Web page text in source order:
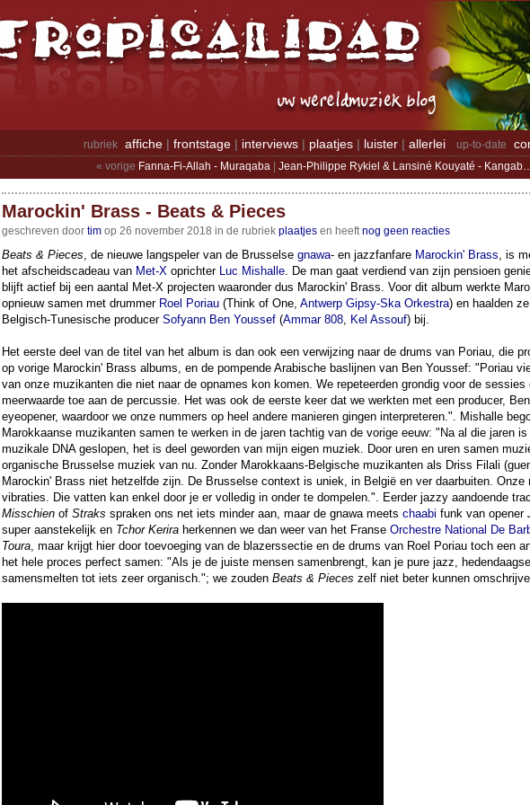
rubriek affiche | frontstage | interviews | plaatjes | luister | allerlei up-to-date
« vorige Fanna-Fi-Allah - Muraqaba| Jean-Philippe Rykiel & Lansiné Kouyaté -
Marockin' Brass - Beats & Pieces
geschreven door tim op 26 november 2018 in de rubriek plaatjes en heeftnog geen reacties
Beats & Pieces, de nieuwe langspeler van de Brusselse gnawa- en jazzfanfare Marockin' Brass, is
het afscheidscadeau van Met-X oprichter Luc Mishalle. De man gaat verdiend van zijn pensioen
blijft actief bij een aantal Met-X projecten waaronder dus Marockin' Brass. Voor dit album werkte
opnieuw samen met drummer Roel Poriau (Think of One, Antwerp Gipsy-Ska Orkestra) en haalden
Belgisch-Tunesische producer Sofyann Ben Youssef (Ammar 808, Kel Assouf) bij.
Het eerste deel van de titel van het album is dan ook een verwijzing naar de drums van Poriau, die
op vorige Marockin' Brass albums, en de pompende Arabische baslijnen van Ben Youssef: "Poriau
van onze muzikanten die niet naar de opnames kon komen. We repeteerden grondig voor de
meerwaarde toe aan de percussie. Het was ook de eerste keer dat we werkten met een producer,
eyeopener, waardoor we onze nummers op heel andere manieren gingen interpreteren.". Mishalle
Marokkaanse muzikanten samen te werken in de jaren tachtig van de vorige eeuw: "Na al die jaren
muzikale DNA geslopen, het is deel geworden van mijn eigen muziek. Door uren en uren samen
organische Brusselse muziek van nu. Zonder Marokkaans-Belgische muzikanten als Driss Filali
Marockin' Brass niet hetzelfde zijn. De Brusselse context is uniek, in België en ver daarbuiten. Onze
vibraties. Die vatten kan enkel door je er volledig in onder te dompelen.". Eerder jazzy aandoende
Misschien of Straks spraken ons net iets minder aan, maar de gnawa meets chaabi funk van opener
super aanstekelijk en Tchor Kerira herkennen we dan weer van het Franse Orchestre National De
Toura, maar krijgt hier door toevoeging van de blazerssectie en de drums van Roel Poriau toch een
het hele proces perfect samen: "Als je de juiste mensen samenbrengt, kan je pure jazz,
samensmelten tot iets zeer organisch."; we zouden Beats & Pieces zelf niet beter kunnen